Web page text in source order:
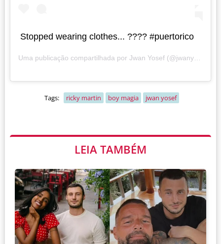
Stopped wearing clothes... ??‍?? #puertorico
Uma publicação compartilhada por Jwan Yosef (@jwanyosef) em
Tags: ricky martin boy magia jwan yosef
LEIA TAMBÉM